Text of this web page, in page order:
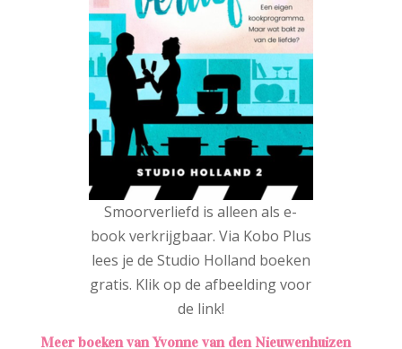
Smoorverliefd is alleen als e-
book verkrijgbaar. Via Kobo Plus
lees je de Studio Holland boeken
gratis. Klik op de afbeelding voor
de link!
Meer boeken van Yvonne van den Nieuwenhuizen